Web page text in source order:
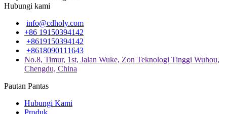
Hubungi kami
info@cdholy.com
+86 19150394142
+8619150394142
+8618090111643
No.8, Timur, 1st, Jalan Wuke, Zon Teknologi Tinggi Wuhou,
Chengdu, China
Pautan Pantas
Hubungi Kami
Produk